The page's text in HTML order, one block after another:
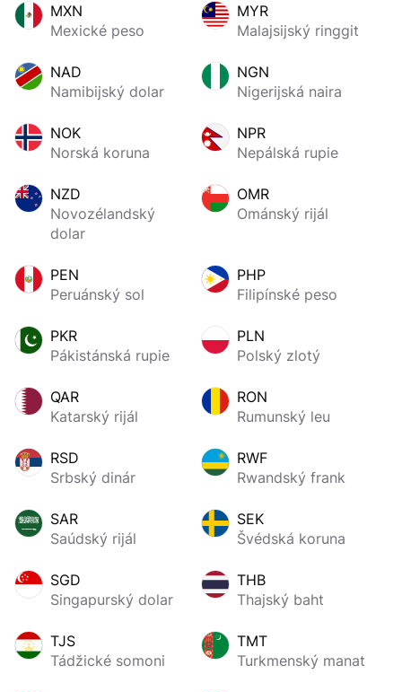
MXN
Mexické peso
MYR
Malajsijský ringgit
NAD
Namibijský dolar
NGN
Nigerijská naira
NOK
Norská koruna
NPR
Nepálská rupie
NZD
Novozélandský
dolar
OMR
Ománský rijál
PEN
Peruánský sol
PHP
Filipínské peso
PKR
Pákistánská rupie
PLN
Polský zlotý
QAR
Katarský rijál
RON
Rumunský leu
RSD
Srbský dinár
RWF
Rwandský frank
SAR
Saúdský rijál
SEK
Švédská koruna
SGD
Singapurský dolar
THB
Thajský baht
TJS
Tádžické somoni
TMT
Turkmenský manat